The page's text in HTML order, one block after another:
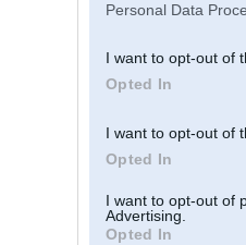
Personal Data
I want to opt-out of
Opted In
I want to opt-out of
Opted In
I want to opt-out of
Advertising.
Opted In